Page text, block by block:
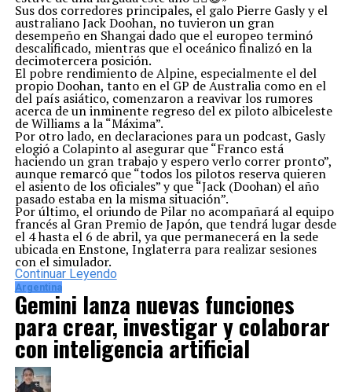
Sus dos corredores principales, el galo Pierre Gasly y el
australiano Jack Doohan, no tuvieron un gran
desempeño en Shangai dado que el europeo terminó
descalificado, mientras que el oceánico finalizó en la
decimotercera posición.
El pobre rendimiento de Alpine, especialmente el del
propio Doohan, tanto en el GP de Australia como en el
del país asiático, comenzaron a reavivar los rumores
acerca de un inminente regreso del ex piloto albiceleste
de Williams a la “Máxima”.
Por otro lado, en declaraciones para un podcast, Gasly
elogió a Colapinto al asegurar que “Franco está
haciendo un gran trabajo y espero verlo correr pronto”,
aunque remarcó que “todos los pilotos reserva quieren
el asiento de los oficiales” y que “Jack (Doohan) el año
pasado estaba en la misma situación”.
Por último, el oriundo de Pilar no acompañará al equipo
francés al Gran Premio de Japón, que tendrá lugar desde
el 4 hasta el 6 de abril, ya que permanecerá en la sede
ubicada en Enstone, Inglaterra para realizar sesiones
con el simulador.
Continuar Leyendo
Argentina
Gemini lanza nuevas funciones
para crear, investigar y colaborar
con inteligencia artificial